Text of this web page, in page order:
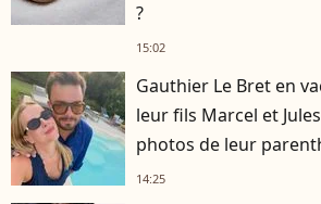
?
15:02
Gauthier Le Bret en
leur fils Marcel et
photos de leur
14:25